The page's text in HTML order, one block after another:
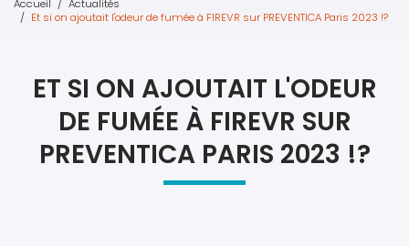
Accueil
Actualités
Et si on ajoutait l'odeur de fumée à FIREVR sur PREVENTICA Paris 2023 !?
ET SI ON AJOUTAIT L'ODEUR
DE FUMÉE À FIREVR SUR
PREVENTICA PARIS 2023 !?